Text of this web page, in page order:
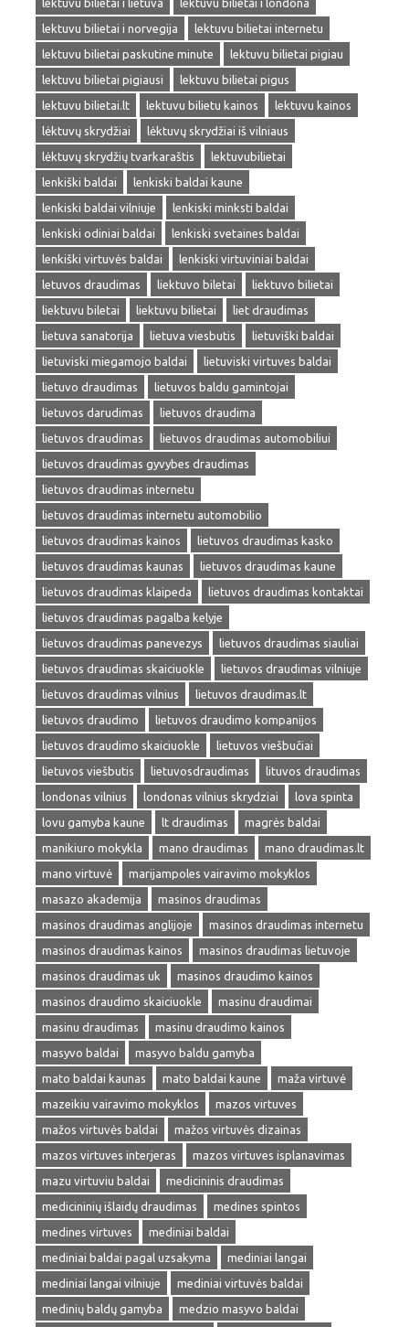
lektuvu bilietai i lietuva
lektuvu bilietai i londona
lektuvu bilietai i norvegija
lektuvu bilietai internetu
lektuvu bilietai paskutine minute
lektuvu bilietai pigiau
lektuvu bilietai pigiausi
lektuvu bilietai pigus
lektuvu bilietai.lt
lektuvu bilietu kainos
lektuvu kainos
lėktuvų skrydžiai
lėktuvų skrydžiai iš vilniaus
lėktuvų skrydžių tvarkaraštis
lektuvubilietai
lenkiški baldai
lenkiski baldai kaune
lenkiski baldai vilniuje
lenkiski minksti baldai
lenkiski odiniai baldai
lenkiski svetaines baldai
lenkiški virtuvės baldai
lenkiski virtuviniai baldai
letuvos draudimas
liektuvo biletai
liektuvo bilietai
liektuvu biletai
liektuvu bilietai
liet draudimas
lietuva sanatorija
lietuva viesbutis
lietuviški baldai
lietuviski miegamojo baldai
lietuviski virtuves baldai
lietuvo draudimas
lietuvos baldu gamintojai
lietuvos darudimas
lietuvos draudima
lietuvos draudimas
lietuvos draudimas automobiliui
lietuvos draudimas gyvybes draudimas
lietuvos draudimas internetu
lietuvos draudimas internetu automobilio
lietuvos draudimas kainos
lietuvos draudimas kasko
lietuvos draudimas kaunas
lietuvos draudimas kaune
lietuvos draudimas klaipeda
lietuvos draudimas kontaktai
lietuvos draudimas pagalba kelyje
lietuvos draudimas panevezys
lietuvos draudimas siauliai
lietuvos draudimas skaiciuokle
lietuvos draudimas vilniuje
lietuvos draudimas vilnius
lietuvos draudimas.lt
lietuvos draudimo
lietuvos draudimo kompanijos
lietuvos draudimo skaiciuokle
lietuvos viešbučiai
lietuvos viešbutis
lietuvosdraudimas
lituvos draudimas
londonas vilnius
londonas vilnius skrydziai
lova spinta
lovu gamyba kaune
lt draudimas
magrės baldai
manikiuro mokykla
mano draudimas
mano draudimas.lt
mano virtuvė
marijampoles vairavimo mokyklos
masazo akademija
masinos draudimas
masinos draudimas anglijoje
masinos draudimas internetu
masinos draudimas kainos
masinos draudimas lietuvoje
masinos draudimas uk
masinos draudimo kainos
masinos draudimo skaiciuokle
masinu draudimai
masinu draudimas
masinu draudimo kainos
masyvo baldai
masyvo baldu gamyba
mato baldai kaunas
mato baldai kaune
maža virtuvė
mazeikiu vairavimo mokyklos
mazos virtuves
mažos virtuvės baldai
mažos virtuvės dizainas
mazos virtuves interjeras
mazos virtuves isplanavimas
mazu virtuviu baldai
medicininis draudimas
medicininių išlaidų draudimas
medines spintos
medines virtuves
mediniai baldai
mediniai baldai pagal uzsakyma
mediniai langai
mediniai langai vilniuje
mediniai virtuvės baldai
medinių baldų gamyba
medzio masyvo baldai